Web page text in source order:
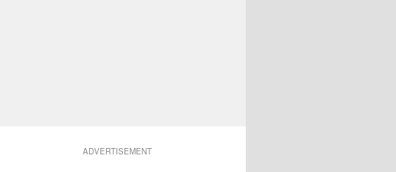
ADVERTISEMENT